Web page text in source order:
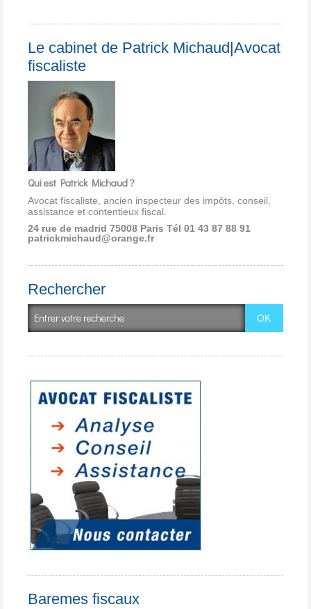
Le cabinet de Patrick Michaud|Avocat
fiscaliste
Qui est Patrick Michaud ?
Avocat fiscaliste, ancien inspecteur des impôts, conseil,
assistance et contentieux fiscal.
24 rue de madrid 75008 Paris Tél 01 43 87 88 91
patrickmichaud@orange.fr
Rechercher
Baremes fiscaux